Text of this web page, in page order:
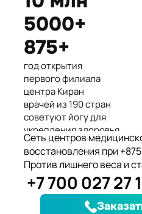
Международные
Азиатского
йогасана спорт и
представители
5000+
875+
год открытия
первого филиала
центра Киран
врачей из 190 стран
советуют йогу для
укрепления здоровья
клиентов улучшили
здоровье и
качество жизни
заболеваний, при
которых йога
дополняет лечение
Сеть центров
восстановления при
Против лишнего веса и
+7 700 027 27